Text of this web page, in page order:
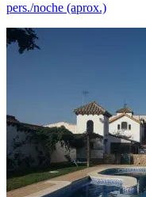
pers./noche (aprox.)